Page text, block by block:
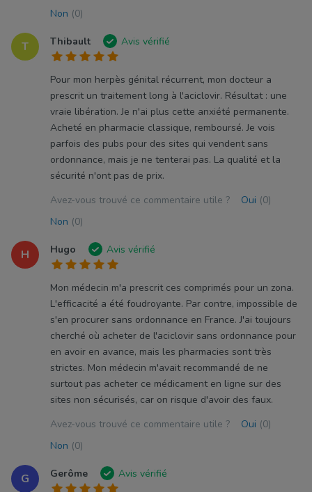
Non (0)
T Thibault Avis vérifié
Pour mon herpès génital récurrent, mon docteur a
prescrit un traitement long à l'aciclovir. Résultat : une
vraie libération. Je n'ai plus cette anxiété permanente.
Acheté en pharmacie classique, remboursé. Je vois
parfois des pubs pour des sites qui vendent sans
ordonnance, mais je ne tenterai pas. La qualité et la
sécurité n'ont pas de prix.
Avez-vous trouvé ce commentaire utile ?
Oui (0)
Non (0)
H Hugo Avis vérifié
Mon médecin m'a prescrit ces comprimés pour un zona.
L'efficacité a été foudroyante. Par contre, impossible de
s'en procurer sans ordonnance en France. J'ai toujours
cherché où acheter de l'aciclovir sans ordonnance pour
en avoir en avance, mais les pharmacies sont très
strictes. Mon médecin m'avait recommandé de ne
surtout pas acheter ce médicament en ligne sur des
sites non sécurisés, car on risque d'avoir des faux.
Avez-vous trouvé ce commentaire utile ?
Oui (0)
Non (0)
G Gerôme Avis vérifié